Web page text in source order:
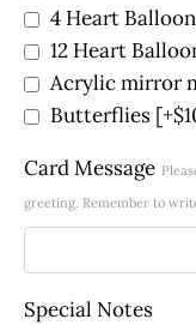
4 Heart
12 Heart
Acrylic mirror
Butterflies
Card Message
greeting. Remember to
Special Notes